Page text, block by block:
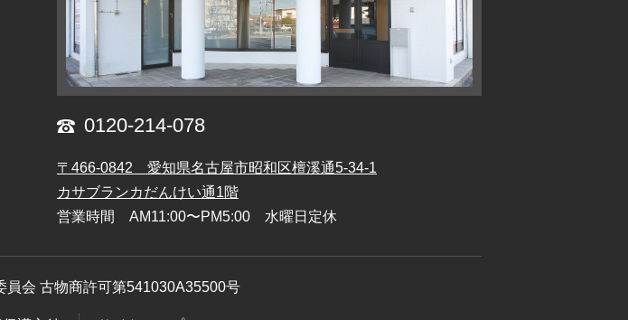
0120-214-078
〒466-0842 愛知県名古屋市昭和区檀溪通5-34-1
カサブランカだんけい通1階
営業時間 AM11:00〜PM5:00 水曜日定休
員会 古物商許可第541030A35500号